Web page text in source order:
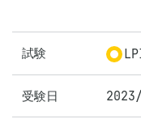
試験
受験日